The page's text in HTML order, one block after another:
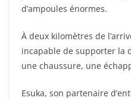
d’ampoules énormes.
À deux kilomètres de
incapable de supporter la
une chaussure, une
Esuka, son partenaire